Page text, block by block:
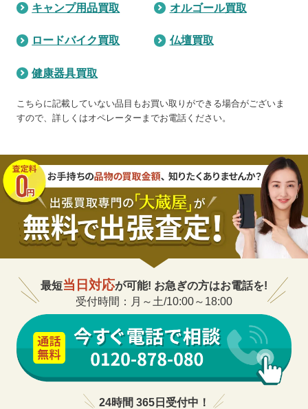
キャンプ用品買取 オルゴール買取
ロードバイク買取 仏壇買取
健康器具買取
こちらに記載していない品目もお買い取りができる場合がございま
すので、詳しくはオペレーターまでお電話ください。
最短当日対応が可能! お急ぎの方はお電話を!
受付時間：月～土/10:00～18:00
24時間 365日受付中！